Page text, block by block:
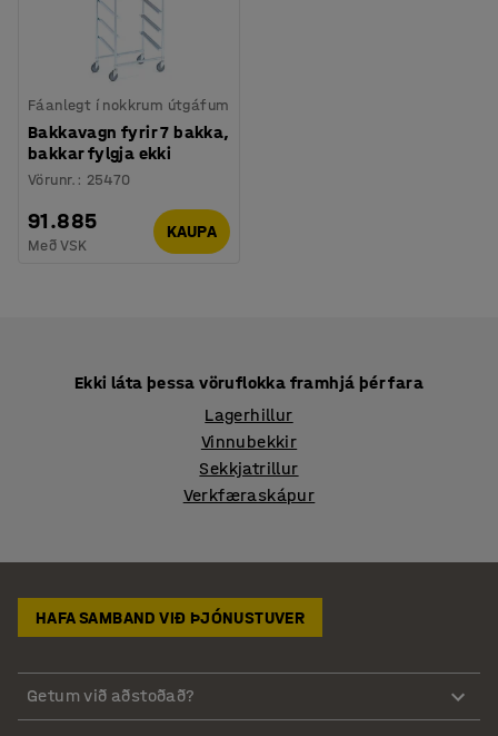
Fáanlegt í nokkrum útgáfum
Bakkavagn fyrir 7 bakka,
bakkar fylgja ekki
Vörunr. : 25470
91.885
Með VSK
KAUPA
Ekki láta þessa vöruflokka framhjá þér fara
Lagerhillur
Vinnubekkir
Sekkjatrillur
Verkfæraskápur
HAFA SAMBAND VIÐ ÞJÓNUSTUVER
Getum við aðstoðað?